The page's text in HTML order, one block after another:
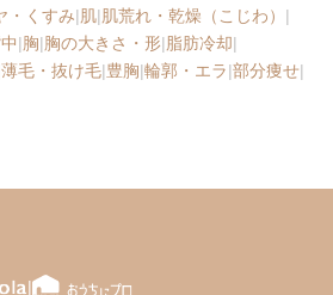
・くすみ|肌|肌荒れ・乾燥（こじわ） |
|胸|胸の大きさ・形|脂肪冷却|
薄毛・抜け毛|豊胸|輪郭・エラ|部分痩せ|